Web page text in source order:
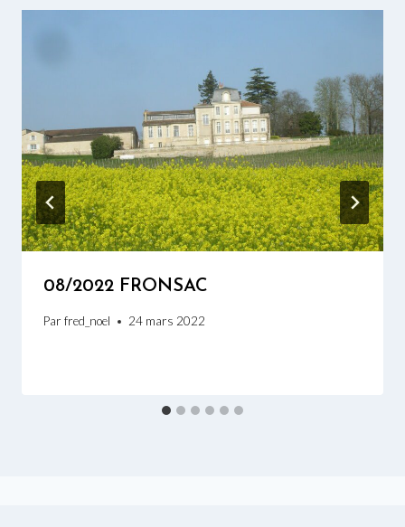
08/2022 FRONSAC
Par fred_noel 24 mars 2022